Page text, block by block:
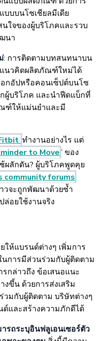
บบนโซเชียลมีเดีย
ใจของผู้บริโภคและรวบ
นา
: การติดตามบทสนทนาบน
แนวคิดผลิตภัณฑ์ใหม่ได้
กอัปหรือคอนเซ็ปต์บนโซ
กผู้บริโภค และนำฟีดแบ็กที่
ฑ์ให้แม่นยำและมี
ทำงานอย่างไร แต่
to Move’ ของ
ผลักดัน? ผู้บริโภคพูดคุย
community forums
วจะถูกพัฒนาด้วยซ้ำ
อยใช้งานจริง
ให้แบรนด์ต่างๆ เพิ่มการ
นการมีส่วนร่วมกับผู้ติดตาม
กล่าวถึง ข้อเสนอแนะ
ขึ้น ด้วยการส่งเสริม
มกับผู้ติดตาม บริษัทต่างๆ
ด์และสร้างความภักดีได้
รถระบุอินฟลูเอนเซอร์ตัว